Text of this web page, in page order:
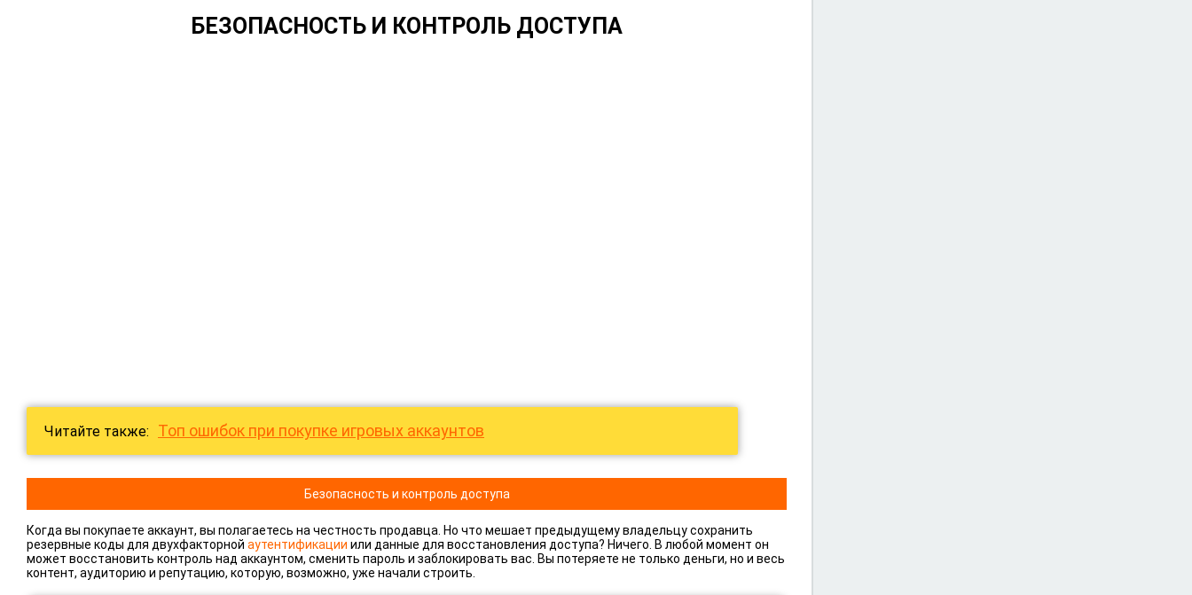
БЕЗОПАСНОСТЬ И КОНТРОЛЬ ДОСТУПА
Читайте также: Топ ошибок при покупке игровых аккаунтов
Безопасность и контроль доступа
Когда вы покупаете аккаунт, вы полагаетесь на честность продавца. Но что мешает предыдущему владельцу сохранить
резервные коды для двухфакторной аутентификации или данные для восстановления доступа? Ничего. В любой момент он
может восстановить контроль над аккаунтом, сменить пароль и заблокировать вас. Вы потеряете не только деньги, но и весь
контент, аудиторию и репутацию, которую, возможно, уже начали строить.